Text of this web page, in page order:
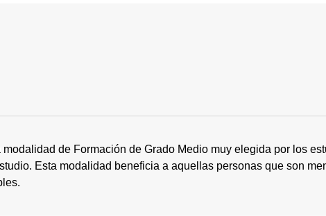
modalidad de Formación de Grado Medio muy elegida por los
Esta modalidad beneficia a aquellas personas que son